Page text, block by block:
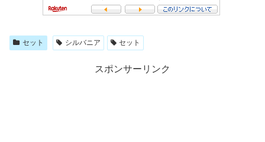
セット シルバニア セット
スポンサーリンク